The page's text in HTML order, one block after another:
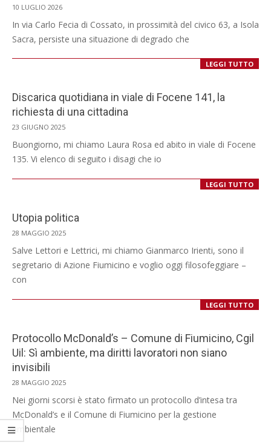
2026-
07-
10
10 LUGLIO 2026
In via Carlo Fecia di Cossato, in prossimità del civico 63, a Isola
Sacra, persiste una situazione di degrado che
LEGGI TUTTO
Discarica quotidiana in viale di Focene 141, la
richiesta di una cittadina
2025-
06-
23
23 GIUGNO 2025
Buongiorno, mi chiamo Laura Rosa ed abito in viale di Focene
135. Vi elenco di seguito i disagi che io
LEGGI TUTTO
Utopia politica
2025-
05-
28
28 MAGGIO 2025
Salve Lettori e Lettrici, mi chiamo Gianmarco Irienti, sono il
segretario di Azione Fiumicino e voglio oggi filosofeggiare –
con
LEGGI TUTTO
Protocollo McDonald’s – Comune di Fiumicino, Cgil
Uil: Sì ambiente, ma diritti lavoratori non siano
invisibili
2025-
05-
28
28 MAGGIO 2025
Nei giorni scorsi è stato firmato un protocollo d’intesa tra
McDonald’s e il Comune di Fiumicino per la gestione
ambientale